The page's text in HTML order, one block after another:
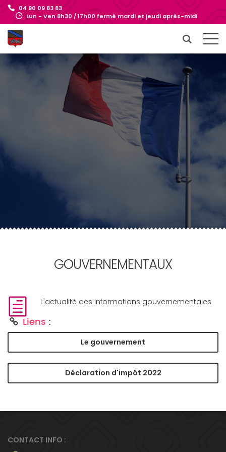
04 90 09 83 83
Lun - Ven 8h30 / 17h00 fermé mardi et jeudi après-midi
GOUVERNEMENTAUX
L'actualité des informations gouvernementales
Liens :
Le gouvernement
Déclaration d'impôt 2022
CONTACT INFO :